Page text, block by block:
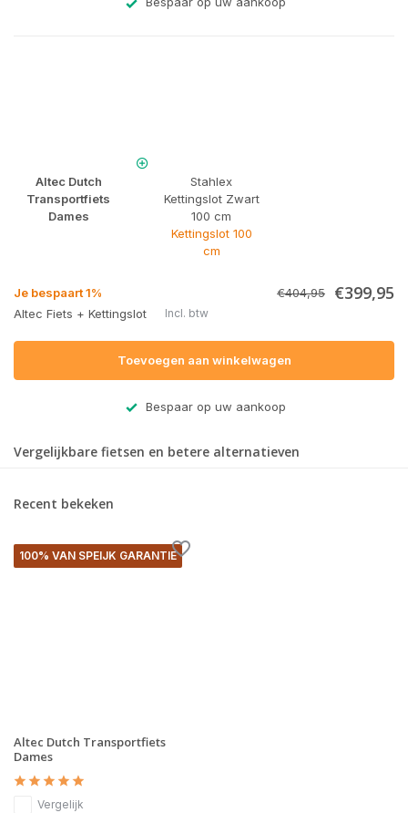
Altec Dutch
Transportfiets
Dames
Stahlex
Kettingslot Zwart
100 cm
Kettingslot 100
cm
Je bespaart 1% €404,95 €399,95
Altec Fiets + Kettingslot Incl. btw
Toevoegen aan winkelwagen
Bespaar op uw aankoop
Vergelijkbare fietsen en betere alternatieven
Recent bekeken
100% VAN SPEIJK GARANTIE
Altec Dutch Transportfiets
Dames
Vergelijk